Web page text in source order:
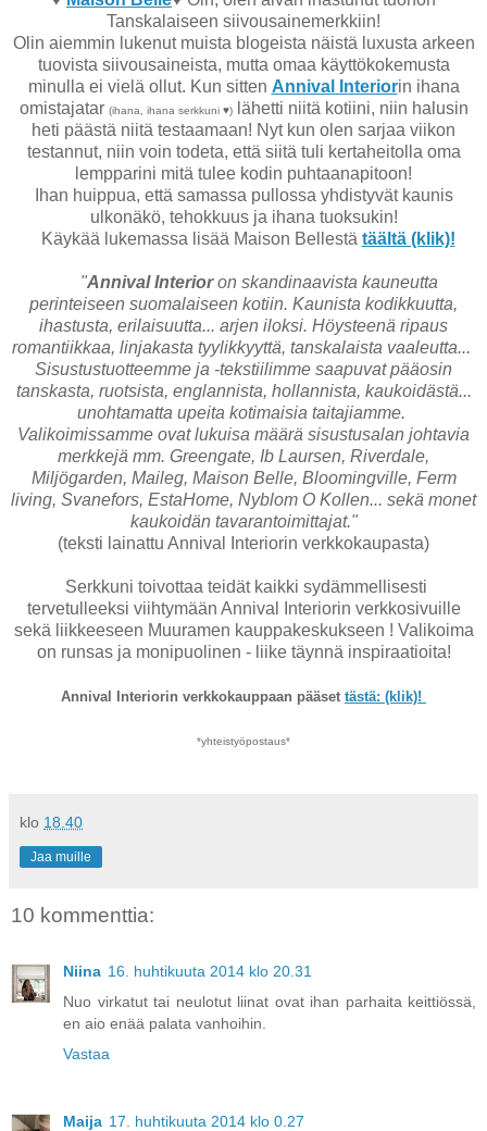
Tanskalaiseen siivousainemerkkiin!
Olin aiemmin lukenut muista blogeista näistä luxusta arkeen
tuovista siivousaineista, mutta omaa käyttökokemusta
minulla ei vielä ollut. Kun sitten Annival Interiorin ihana
omistajatar (ihana, ihana serkkuni ♥)lähetti niitä kotiini, niin halusin
heti päästä niitä testaamaan! Nyt kun olen sarjaa viikon
testannut, niin voin todeta, että siitä tuli kertaheitolla oma
lempparini mitä tulee kodin puhtaanapitoon!
Ihan huippua, että samassa pullossa yhdistyvät kaunis
ulkonäkö, tehokkuus ja ihana tuoksukin!
Käykää lukemassa lisää Maison Bellestä täältä (klik)!
"Annival Interioron skandinaavista kauneutta
perinteiseen suomalaiseen kotiin. Kaunista kodikkuutta,
ihastusta, erilaisuutta... arjen iloksi. Höysteenä ripaus
romantiikkaa, linjakasta tyylikkyyttä, tanskalaista vaaleutta...
Sisustustuotteemme ja -tekstiilimme saapuvat pääosin
tanskasta, ruotsista, englannista, hollannista, kaukoidästä...
unohtamatta upeita kotimaisia taitajiamme.
Valikoimissamme ovat lukuisa määrä sisustusalan johtavia
merkkejä mm. Greengate, Ib Laursen, Riverdale,
Miljögarden, Maileg, Maison Belle, Bloomingville, Ferm
living, Svanefors, EstaHome, Nyblom O Kollen... sekä monet
kaukoidän tavarantoimittajat."
(teksti lainattu Annival Interiorin verkkokaupasta)
Serkkuni toivottaa teidät kaikki sydämmellisesti
tervetulleeksi viihtymään Annival Interiorin verkkosivuille
sekä liikkeeseen Muuramen kauppakeskukseen ! Valikoima
on runsas ja monipuolinen - liike täynnä inspiraatioita!
Annival Interiorin verkkokauppaan pääset tästä: (klik)!
*yhteistyöpostaus*
klo 18.40
Jaa muille
10 kommenttia:
Niina 16. huhtikuuta 2014 klo 20.31
Nuo virkatut tai neulotut liinat ovat ihan parhaita keittiössä,
en aio enää palata vanhoihin.
Vastaa
Maija 17. huhtikuuta 2014 klo 0.27